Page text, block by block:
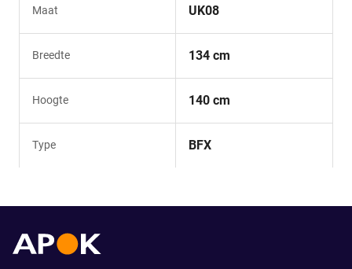
Maat UK08
Breedte 134 cm
Hoogte 140 cm
Type BFX